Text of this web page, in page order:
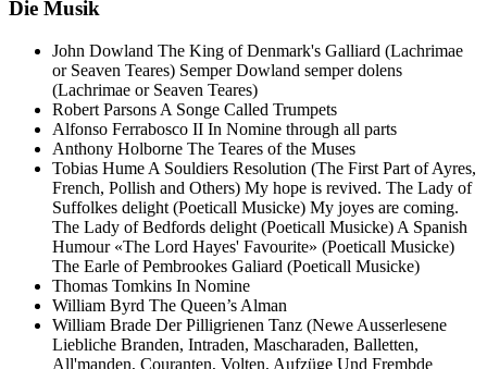
Die Musik
John Dowland The King of Denmark's Galliard (Lachrimae
or Seaven Teares) Semper Dowland semper dolens
(Lachrimae or Seaven Teares)
Robert Parsons A Songe Called Trumpets
Alfonso Ferrabosco II In Nomine through all parts
Anthony Holborne The Teares of the Muses
Tobias Hume A Souldiers Resolution (The First Part of Ayres,
French, Pollish and Others) My hope is revived. The Lady of
Suffolkes delight (Poeticall Musicke) My joyes are coming.
The Lady of Bedfords delight (Poeticall Musicke) A Spanish
Humour «The Lord Hayes' Favourite» (Poeticall Musicke)
The Earle of Pembrookes Galiard (Poeticall Musicke)
Thomas Tomkins In Nomine
William Byrd The Queen’s Alman
William Brade Der Pilligrienen Tanz (Newe Ausserlesene
Liebliche Branden, Intraden, Mascharaden, Balletten,
All'manden, Couranten, Volten, Aufzüge Und Frembde